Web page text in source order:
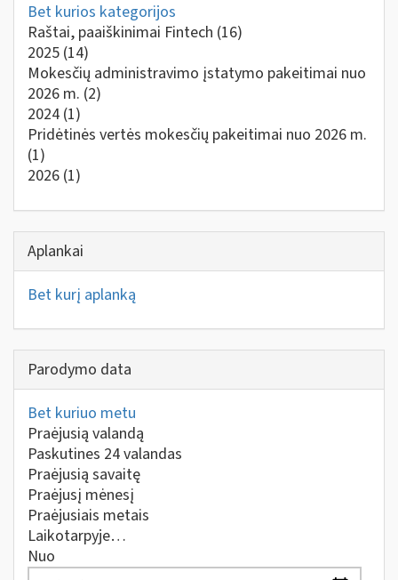
Bet kurios kategorijos
Raštai, paaiškinimai Fintech (16)
2025 (14)
Mokesčių administravimo įstatymo pakeitimai nuo
2026 m. (2)
2024 (1)
Pridėtinės vertės mokesčių pakeitimai nuo 2026 m.
(1)
2026 (1)
Aplankai
Bet kurį aplanką
Parodymo data
Bet kuriuo metu
Praėjusią valandą
Paskutines 24 valandas
Praėjusią savaitę
Praėjusį mėnesį
Praėjusiais metais
Laikotarpyje…
Nuo